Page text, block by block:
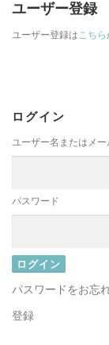
ユーザー登録
ユーザー登録はこちら
ログイン
ユーザー名またはメー
パスワード
パスワードをお忘
登録